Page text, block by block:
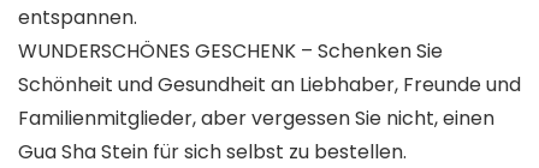
entspannen.
WUNDERSCHÖNES GESCHENK – Schenken Sie
Schönheit und Gesundheit an Liebhaber, Freunde und
Familienmitglieder, aber vergessen Sie nicht, einen
Gua Sha Stein für sich selbst zu bestellen.